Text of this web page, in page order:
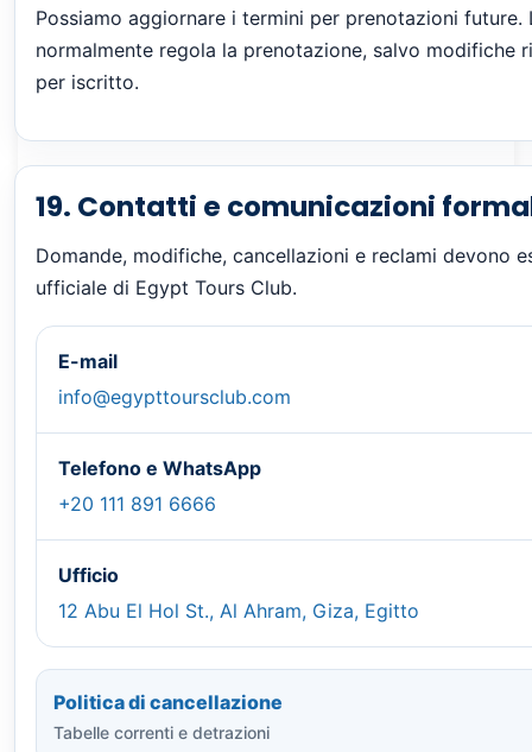
Possiamo aggiornare i termini per prenotazioni
normalmente regola la prenotazione, salvo modifiche
per iscritto.
19. Contatti e comunicazioni
Domande, modifiche, cancellazioni e reclami devono
ufficiale di Egypt Tours Club.
E-mail
info@egypttoursclub.com
Telefono e WhatsApp
+20 111 891 6666
Ufficio
12 Abu El Hol St., Al Ahram, Giza, Egitto
Politica di cancellazione
Tabelle correnti e detrazioni